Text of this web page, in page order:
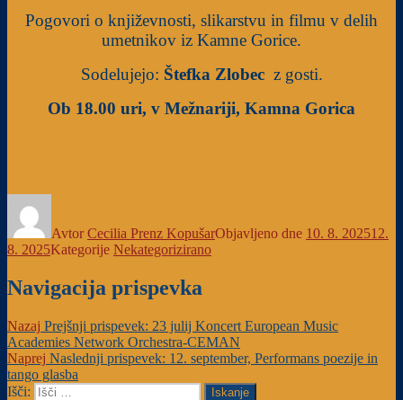
Pogovori o književnosti, slikarstvu in filmu v delih
umetnikov iz Kamne Gorice.
Sodelujejo: Štefka Zlobecz gosti.
Ob 18.00 uri, v Mežnariji, Kamna Gorica
AvtorCecilia Prenz KopušarObjavljeno dne 10. 8. 202512.
8. 2025Kategorije Nekategorizirano
Navigacija prispevka
Nazaj Prejšnji prispevek: 23 julij Koncert European Music
Academies Network Orchestra-CEMAN
Naprej Naslednji prispevek: 12. september, Performans poezije in
tango glasba
Išči:
Iskanje